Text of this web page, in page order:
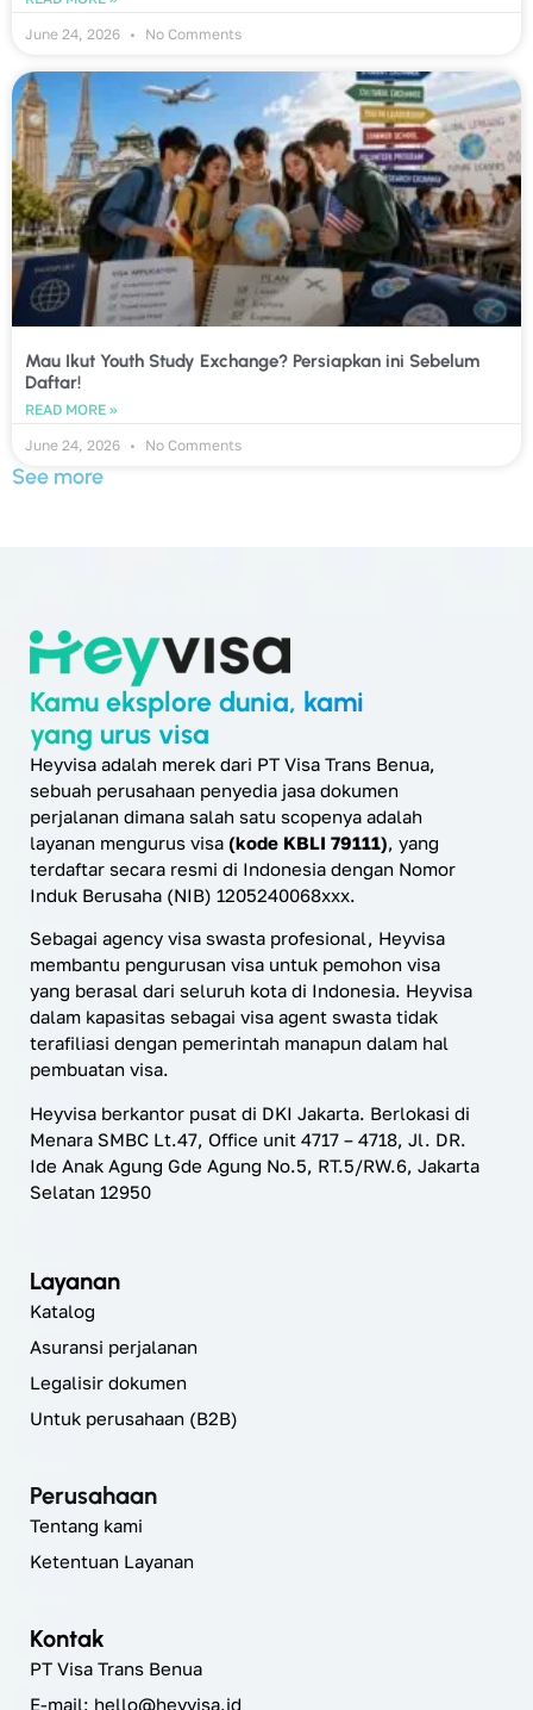
June 24, 2026
No Comments
Mau Ikut Youth Study Exchange? Persiapkan ini Sebelum
Daftar!
READ MORE »
June 24, 2026
No Comments
See more
Kamu eksplore dunia, kami
yang urus visa
Heyvisa adalah merek dari PT Visa Trans Benua,
sebuah perusahaan penyedia jasa dokumen
perjalanan dimana salah satu scopenya adalah
layanan mengurus visa (kode KBLI 79111), yang
terdaftar secara resmi di Indonesia dengan Nomor
Induk Berusaha (NIB) 1205240068xxx.
Sebagai agency visa swasta profesional, Heyvisa
membantu pengurusan visa untuk pemohon visa
yang berasal dari seluruh kota di Indonesia. Heyvisa
dalam kapasitas sebagai visa agent swasta tidak
terafiliasi dengan pemerintah manapun dalam hal
pembuatan visa.
Heyvisa berkantor pusat di DKI Jakarta. Berlokasi di
Menara SMBC Lt.47, Office unit 4717 – 4718, Jl. DR.
Ide Anak Agung Gde Agung No.5, RT.5/RW.6, Jakarta
Selatan 12950
Layanan
Katalog
Asuransi perjalanan
Legalisir dokumen
Untuk perusahaan (B2B)
Perusahaan
Tentang kami
Ketentuan Layanan
Kontak
PT Visa Trans Benua
E-mail: hello@heyvisa.id